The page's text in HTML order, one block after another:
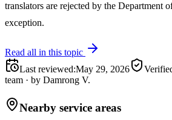
translators are rejected by the Department
exception.
Read all in this topic
Last reviewed:May 29, 2026
team · by Damrong V.
Nearby service areas